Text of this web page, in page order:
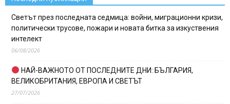
Светът през последната седмица: войни, миграционни кризи,
политически трусове, пожари и новата битка за изкуствения
интелект
06/08/2026
НАЙ-ВАЖНОТО ОТ ПОСЛЕДНИТЕ ДНИ: БЪЛГАРИЯ,
ВЕЛИКОБРИТАНИЯ, ЕВРОПА И СВЕТЪТ
27/07/2026